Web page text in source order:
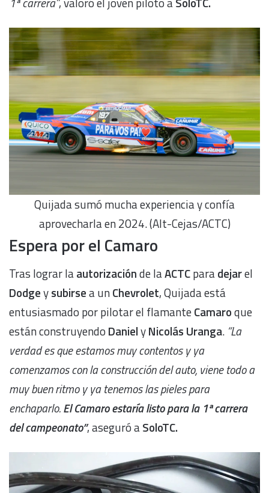
Quijada sumó mucha experiencia y confía
aprovecharla en 2024. (Alt-Cejas/ACTC)
Espera por el Camaro
Tras lograr laautorizaciónde laACTCparadejarel
Dodgeysubirsea unChevrolet, Quijada está
entusiasmado por pilotar el flamanteCamaroque
están construyendo DanielyNicolás Uranga. “La
verdad es que estamos muy contentos y ya
comenzamos con la construcción del auto, viene todo a
muy buen ritmo y ya tenemos las pieles para
enchaparlo.El Camaro estaría listo para la 1ª carrera
del campeonato”, aseguró aSoloTC.